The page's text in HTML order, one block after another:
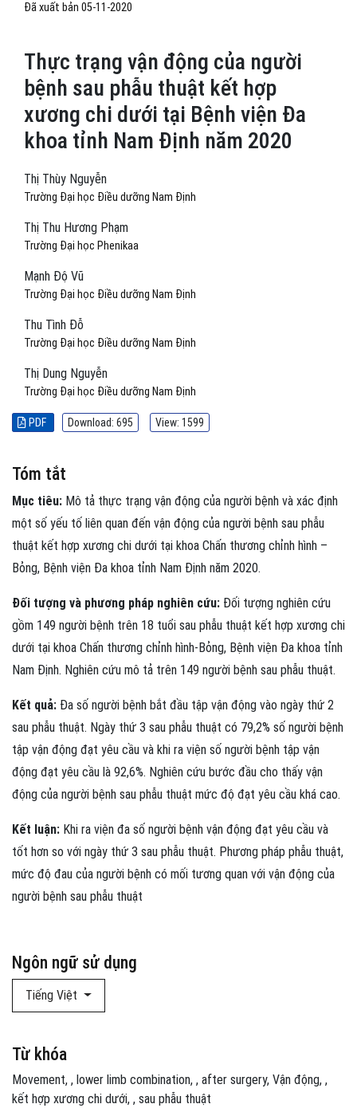
Thực trạng vận động của người
bệnh sau phẫu thuật kết hợp
xương chi dưới tại Bệnh viện Đa
khoa tỉnh Nam Định năm 2020
Đã xuất bản 05-11-2020
Thị Thùy Nguyễn
Trường Đại học Điều dưỡng Nam Định
Thị Thu Hương Phạm
Trường Đại học Phenikaa
Mạnh Độ Vũ
Trường Đại học Điều dưỡng Nam Định
Thu Tình Đỗ
Trường Đại học Điều dưỡng Nam Định
Thị Dung Nguyễn
Trường Đại học Điều dưỡng Nam Định
PDF Download: 695 View: 1599
Ngôn ngữ sử dụng
Tiếng Việt
Tóm tắt
Mục tiêu: Mô tả thực trạng vận động của người bệnh và xác định
một số yếu tố liên quan đến vận động của người bệnh sau phẫu
thuật kết hợp xương chi dưới tại khoa Chấn thương chỉnh hình –
Bỏng, Bệnh viện Đa khoa tỉnh Nam Định năm 2020.
Đối tượng và phương pháp nghiên cứu: Đối tượng nghiên cứu
gồm 149 người bệnh trên 18 tuổi sau phẫu thuật kết hợp xương chi
dưới tại khoa Chấn thương chỉnh hình-Bỏng, Bệnh viện Đa khoa tỉnh
Nam Định. Nghiên cứu mô tả trên 149 người bệnh sau phẫu thuật.
Kết quả: Đa số người bệnh bắt đầu tập vận động vào ngày thứ 2
sau phẫu thuật. Ngày thứ 3 sau phẫu thuật có 79,2% số người bệnh
tập vận động đạt yêu cầu và khi ra viện số người bệnh tập vận
động đạt yêu cầu là 92,6%. Nghiên cứu bước đầu cho thấy vận
động của người bệnh sau phẫu thuật mức độ đạt yêu cầu khá cao.
Kết luận: Khi ra viện đa số người bệnh vận động đạt yêu cầu và
tốt hơn so với ngày thứ 3 sau phẫu thuật. Phương pháp phẫu thuật,
mức độ đau của người bệnh có mối tương quan với vận động của
người bệnh sau phẫu thuật
Từ khóa
Movement , lower limb combination , after surgery Vận động ,
kết hợp xương chi dưới , sau phẫu thuật